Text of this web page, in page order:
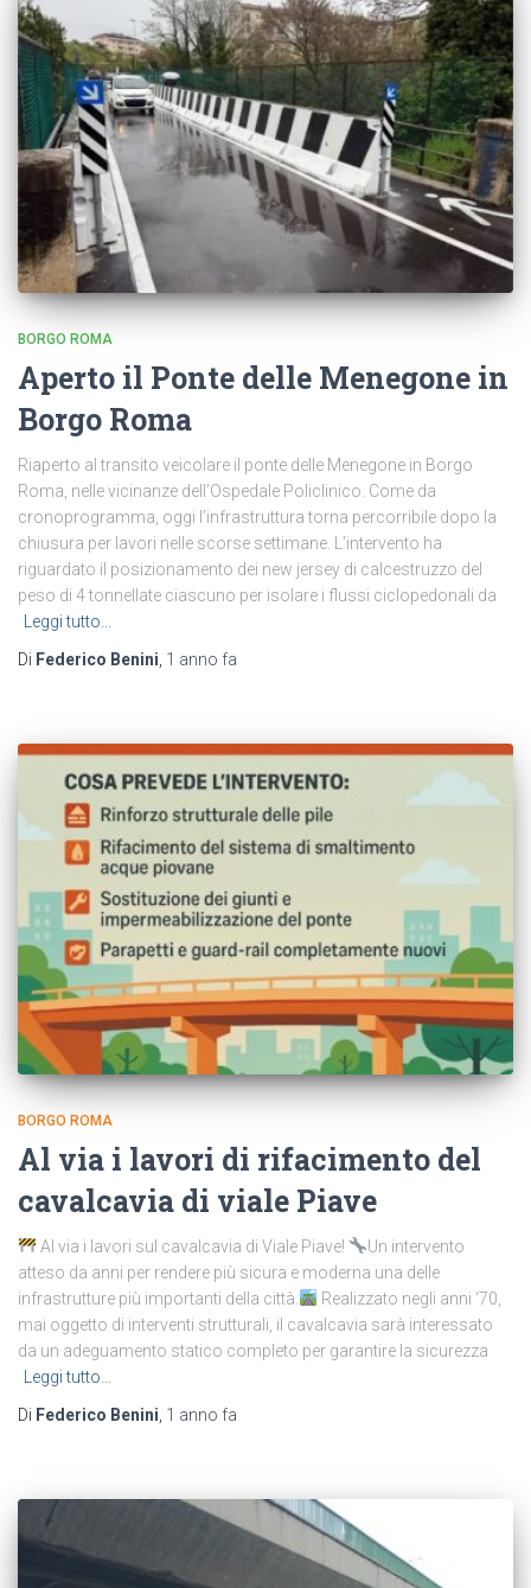
BORGO ROMA
Aperto il Ponte delle Menegone in
Borgo Roma
Riaperto al transito veicolare il ponte delle Menegone in Borgo
Roma, nelle vicinanze dell’Ospedale Policlinico. Come da
cronoprogramma, oggi l’infrastruttura torna percorribile dopo la
chiusura per lavori nelle scorse settimane. L’intervento ha
riguardato il posizionamento dei new jersey di calcestruzzo del
peso di 4 tonnellate ciascuno per isolare i flussi ciclopedonali da
Leggi tutto…
Di Federico Benini 1 anno fa
BORGO ROMA
Al via i lavori di rifacimento del
cavalcavia di viale Piave
Al via i lavori sul cavalcavia di Viale Piave!
Un intervento
atteso da anni per rendere più sicura e moderna una delle
infrastrutture più importanti della città.
Realizzato negli anni ‘70,
mai oggetto di interventi strutturali, il cavalcavia sarà interessato
da un adeguamento statico completo per garantire la sicurezza
Leggi tutto…
Di Federico Benini 1 anno fa